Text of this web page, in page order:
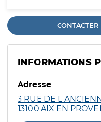
INFORMATIONS
Adresse
3 RUE DE L
13100 AIX EN